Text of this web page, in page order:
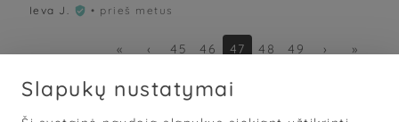
Ieva J.  • prieš metus
« ‹ 45 46 47 48 49 › »
Slapukų nustatymai